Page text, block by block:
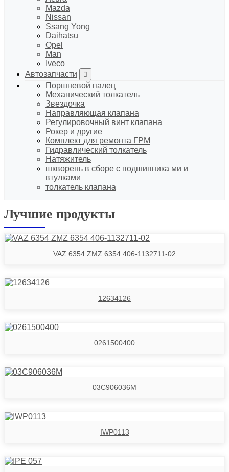
Mazda
Nissan
Ssang Yong
Daihatsu
Opel
Man
Iveco
Автозапчасти
Поршневой палец
Механический толкатель
Звездочка
Направляющая клапана
Регулировочный винт клапана
Рокер и другие
Комплект для ремонта ГРМ
Гидравлический толкатель
Натяжитель
шкворень в сборе с подшипника ми и
втулками
толкатель клапана
Лучшие продукты
VAZ 6354 ZMZ 6354 406-1132711-02
12634126
0261500400
03C906036M
IWP0113